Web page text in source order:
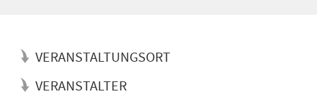
VERANSTALTUNGSORT
VERANSTALTER